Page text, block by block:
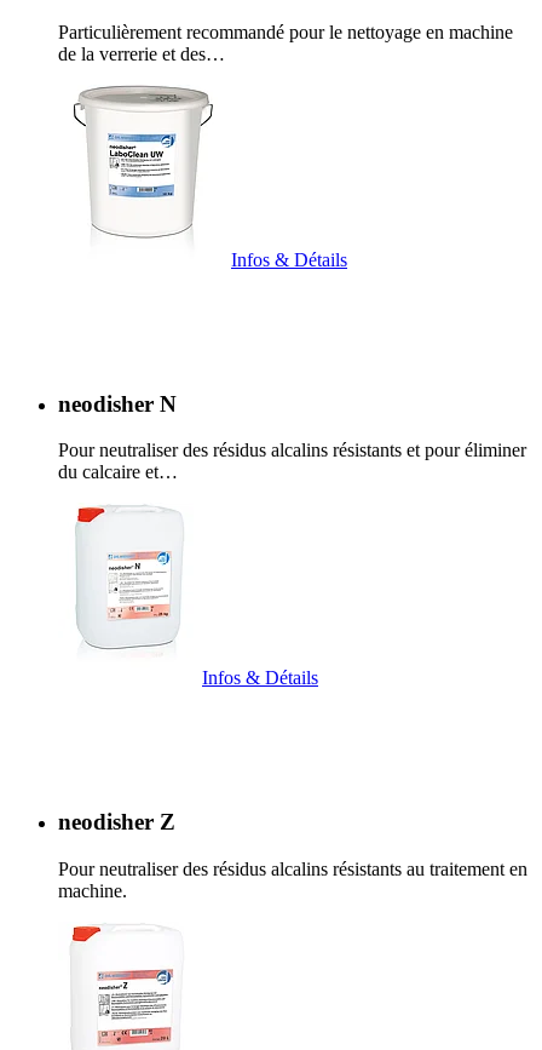
Particulièrement recommandé pour le nettoyage en machine
de la verrerie et des…
Infos & Détails
neodisher N
Pour neutraliser des résidus alcalins résistants et pour éliminer
du calcaire et…
Infos & Détails
neodisher Z
Pour neutraliser des résidus alcalins résistants au traitement en
machine.